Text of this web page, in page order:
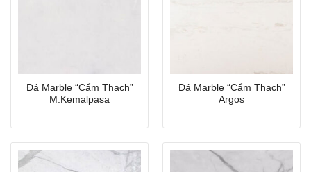
Đá Marble “Cẩm Thạch”
M.Kemalpasa
Đá Marble “Cẩm Thạch”
Argos